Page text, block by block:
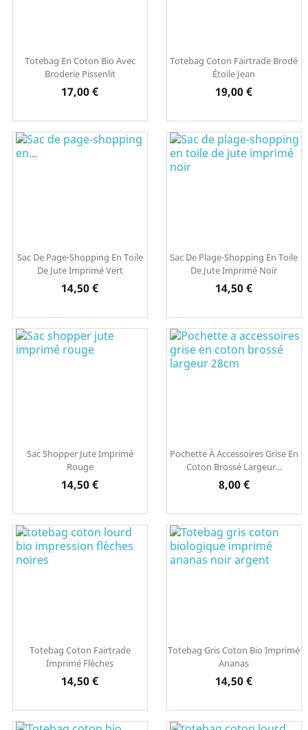
Totebag En Coton Bio Avec
Broderie Pissenlit
Prix
17,00 €
Totebag Coton Fairtrade Brodé
Étoile Jean
Prix
19,00 €
Sac De Page-Shopping En Toile
De Jute Imprimé Vert
Prix
14,50 €
Sac De Plage-Shopping En Toile
De Jute Imprimé Noir
Prix
14,50 €
Sac Shopper Jute Imprimé
Rouge
Prix
14,50 €
Pochette À Accessoires Grise En
Coton Brossé Largeur...
Prix
8,00 €
Totebag Coton Fairtrade
Imprimé Flèches
Prix
14,50 €
Totebag Gris Coton Bio Imprimé
Ananas
Prix
14,50 €